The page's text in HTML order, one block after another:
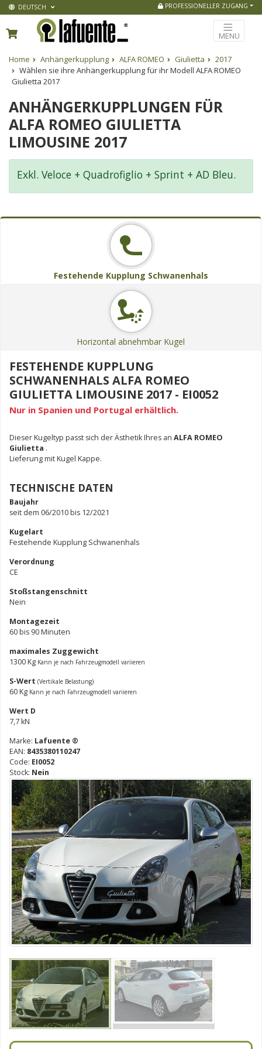
DEUTSCH PROFESSIONELLER ZUGANG
MENU
Home Anhängerkupplung ALFA ROMEO Giulietta
2017
Wàhlen sie ihre Anhängerkupplung für ihr Modell ALFA ROMEO
Giulietta 2017
ANHÄNGERKUPPLUNGEN FÜR
ALFA ROMEO GIULIETTA
LIMOUSINE 2017
Exkl. Veloce + Quadrofiglio + Sprint + AD Bleu.
Festehende Kupplung Schwanenhals
Horizontal abnehmbar Kugel
FESTEHENDE KUPPLUNG
SCHWANENHALS ALFA ROMEO
GIULIETTA LIMOUSINE 2017 - EI0052
Nur in Spanien und Portugal erhältlich.
Dieser Kugeltyp passt sich der Ästhetik Ihres an ALFA ROMEO
Giulietta .
Lieferung mit Kugel Kappe.
TECHNISCHE DATEN
Baujahr
seit dem 06/2010 bis 12/2021
Kugelart
Festehende Kupplung Schwanenhals
Verordnung
CE
Stoßstangenschnitt
Nein
Montagezeit
60 bis 90 Minuten
maximales Zuggewicht
1300 Kg Kann je nach Fahrzeugmodell variieren
S-Wert (Vertikale Belastung)
60 Kg Kann je nach Fahrzeugmodell variieren
Wert D
7,7 kN
Marke: Lafuente ®
EAN: 8435380110247
Code: EI0052
Stock: Nein
Vorhergehend